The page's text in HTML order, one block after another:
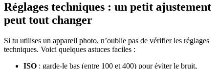
Réglages techniques : un petit ajustement
peut tout changer
Si tu utilises un appareil photo, n’oublie pas de vérifier les réglages
techniques. Voici quelques astuces faciles :
ISO : garde-le bas (entre 100 et 400) pour éviter le bruit,